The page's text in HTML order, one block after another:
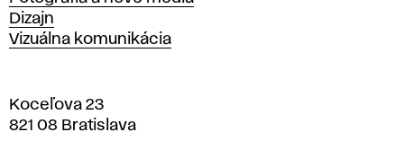
Dizajn
Vizuálna komunikácia
Koceľova 23
821 08 Bratislava